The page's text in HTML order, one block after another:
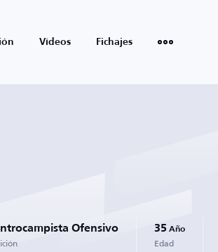
Vídeos Fichajes
Ofensivo 35 Año
Edad